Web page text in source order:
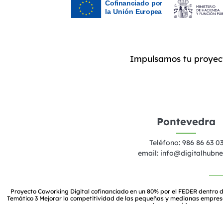
Impulsamos tu
Pontevedra
Teléfono: 986 86 63 03
email:
Proyecto Coworking Digital cofinanciado en un 80% por el FEDER
Temático 3 Mejorar la competitividad de las pequeñas y medianas